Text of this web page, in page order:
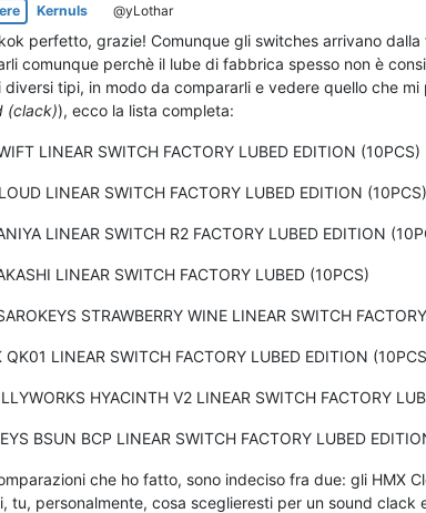
Kernuls @yLothar
perfetto, grazie! Comunque gli switches arrivano
comunque perchè il lube di fabbrica spesso non è
diversi tipi, in modo da compararli e vedere quello che mi
(clack)), ecco la lista completa:
LINEAR SWITCH FACTORY LUBED EDITION (10PCS)
LINEAR SWITCH FACTORY LUBED EDITION (10PCS)
LINEAR SWITCH R2 FACTORY LUBED EDITION
LINEAR SWITCH FACTORY LUBED (10PCS)
STRAWBERRY WINE LINEAR SWITCH
QK01 LINEAR SWITCH FACTORY LUBED EDITION
HYACINTH V2 LINEAR SWITCH FACTORY
BSUN BCP LINEAR SWITCH FACTORY LUBED
che ho fatto, sono indeciso fra due: gli HMX
tu, personalmente, cosa sceglieresti per un sound clack